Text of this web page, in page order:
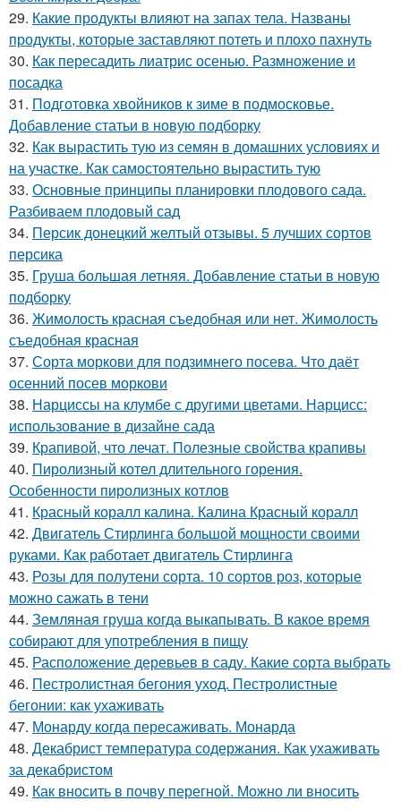
29. Какие продукты влияют на запах тела. Названы
продукты, которые заставляют потеть и плохо пахнуть
30. Как пересадить лиатрис осенью. Размножение и
посадка
31. Подготовка хвойников к зиме в подмосковье.
Добавление статьи в новую подборку
32. Как вырастить тую из семян в домашних условиях и
на участке. Как самостоятельно вырастить тую
33. Основные принципы планировки плодового сада.
Разбиваем плодовый сад
34. Персик донецкий желтый отзывы. 5 лучших сортов
персика
35. Груша большая летняя. Добавление статьи в новую
подборку
36. Жимолость красная съедобная или нет. Жимолость
съедобная красная
37. Сорта моркови для подзимнего посева. Что даёт
осенний посев моркови
38. Нарциссы на клумбе с другими цветами. Нарцисс:
использование в дизайне сада
39. Крапивой, что лечат. Полезные свойства крапивы
40. Пиролизный котел длительного горения.
Особенности пиролизных котлов
41. Красный коралл калина. Калина Красный коралл
42. Двигатель Стирлинга большой мощности своими
руками. Как работает двигатель Стирлинга
43. Розы для полутени сорта. 10 сортов роз, которые
можно сажать в тени
44. Земляная груша когда выкапывать. В какое время
собирают для употребления в пищу
45. Расположение деревьев в саду. Какие сорта выбрать
46. Пестролистная бегония уход. Пестролистные
бегонии: как ухаживать
47. Монарду когда пересаживать. Монарда
48. Декабрист температура содержания. Как ухаживать
за декабристом
49. Как вносить в почву перегной. Можно ли вносить